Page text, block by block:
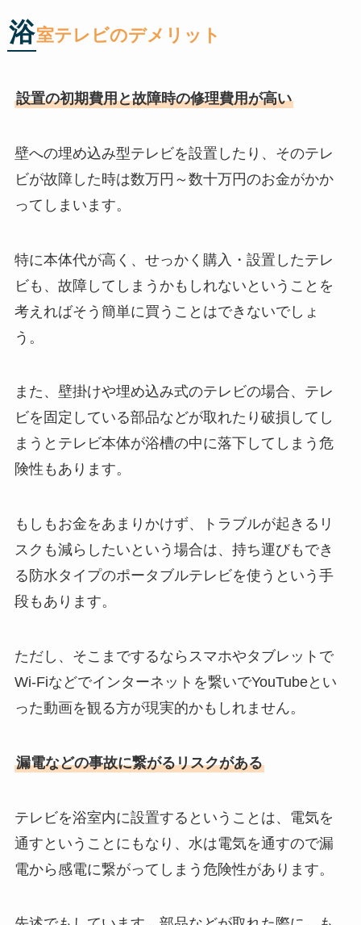
浴室テレビのデメリット
設置の初期費用と故障時の修理費用が高い
壁への埋め込み型テレビを設置したり、そのテレ
ビが故障した時は数万円～数十万円のお金がかか
ってしまいます。
特に本体代が高く、せっかく購入・設置したテレ
ビも、故障してしまうかもしれないということを
考えればそう簡単に買うことはできないでしょ
う。
また、壁掛けや埋め込み式のテレビの場合、テレ
ビを固定している部品などが取れたり破損してし
まうとテレビ本体が浴槽の中に落下してしまう危
険性もあります。
もしもお金をあまりかけず、トラブルが起きるリ
スクも減らしたいという場合は、持ち運びもでき
る防水タイプのポータブルテレビを使うという手
段もあります。
ただし、そこまでするならスマホやタブレットで
Wi-Fiなどでインターネットを繋いでYouTubeとい
った動画を観る方が現実的かもしれません。
漏電などの事故に繋がるリスクがある
テレビを浴室内に設置するということは、電気を
通すということにもなり、水は電気を通すので漏
電から感電に繋がってしまう危険性があります。